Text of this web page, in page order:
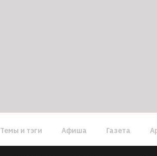
Темы и тэги Афиша Газета